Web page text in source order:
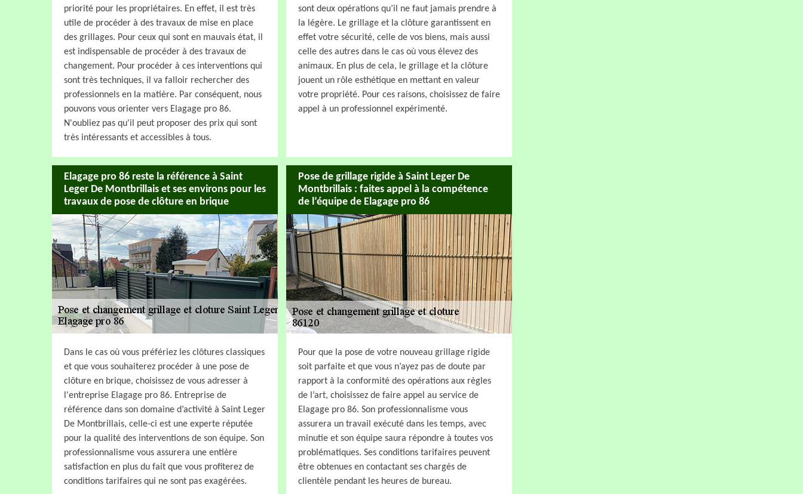
priorité pour les propriétaires. En effet, il est très
utile de procéder à des travaux de mise en place
des grillages. Pour ceux qui sont en mauvais état, il
est indispensable de procéder à des travaux de
changement. Pour procéder à ces interventions qui
sont très techniques, il va falloir rechercher des
professionnels en la matière. Par conséquent, nous
pouvons vous orienter vers Elagage pro 86.
N'oubliez pas qu'il peut proposer des prix qui sont
très intéressants et accessibles à tous.
sont deux opérations qu’il ne faut jamais prendre à
la légère. Le grillage et la clôture garantissent en
effet votre sécurité, celle de vos biens, mais aussi
celle des autres dans le cas où vous élevez des
animaux. En plus de cela, le grillage et la clôture
jouent un rôle esthétique en mettant en valeur
votre propriété. Pour ces raisons, choisissez de faire
appel à un professionnel expérimenté.
Elagage pro 86 reste la référence à Saint
Leger De Montbrillais et ses environs pour les
travaux de pose de clôture en brique
Dans le cas où vous préfériez les clôtures classiques
et que vous souhaiterez procéder à une pose de
clôture en brique, choisissez de vous adresser à
l'entreprise Elagage pro 86. Entreprise de
référence dans son domaine d’activité à Saint Leger
De Montbrillais, celle-ci est une experte réputée
pour la qualité des interventions de son équipe. Son
professionnalisme vous assurera une entière
satisfaction en plus du fait que vous profiterez de
conditions tarifaires qui ne sont pas exagérées.
Pose de grillage rigide à Saint Leger De
Montbrillais : faites appel à la compétence
de l’équipe de Elagage pro 86
Pour que la pose de votre nouveau grillage rigide
soit parfaite et que vous n’ayez pas de doute par
rapport à la conformité des opérations aux règles
de l’art, choisissez de faire appel au service de
Elagage pro 86. Son professionnalisme vous
assurera un travail exécuté dans les temps, avec
minutie et son équipe saura répondre à toutes vos
problématiques. Ses conditions tarifaires peuvent
être obtenues en contactant ses chargés de
clientèle pendant les heures de bureau.